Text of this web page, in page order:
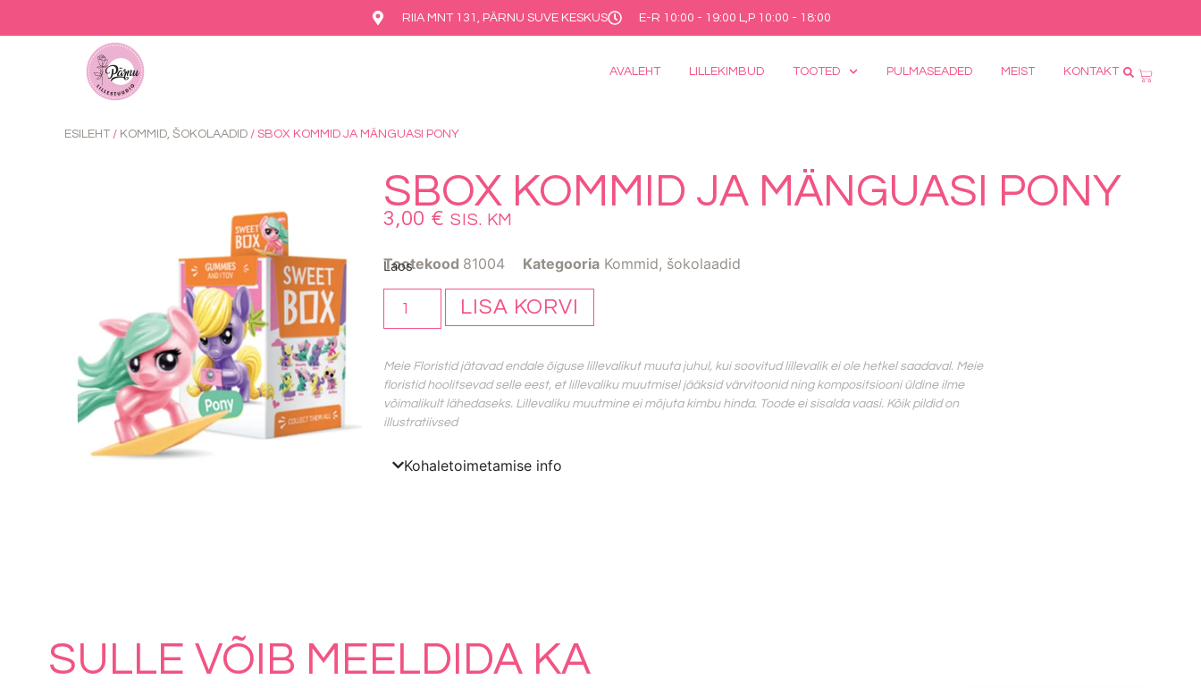
RIIA MNT 131, PÄRNU SUVE KESKUS E-R 10:00 - 19:00 L,P 10:00 - 18:00
AVALEHT LILLEKIMBUD TOOTED PULMASEADED MEIST KONTAKT
ESILEHT / KOMMID, ŠOKOLAADID / SBOX KOMMID JA MÄNGUASI PONY
SBOX KOMMID JA MÄNGUASI PONY
3,00 € SIS. KM
Tootekood 81004 Kategooria Kommid, šokolaadid
Laos
LISA KORVI
Meie Floristid jätavad endale õiguse lillevalikut muuta juhul, kui soovitud lillevalik ei ole hetkel saadaval. Meie
floristid hoolitsevad selle eest, et lillevaliku muutmisel jääksid värvitoonid ning kompositsiooni üldine ilme
võimalikult lähedaseks. Lillevaliku muutmine ei mõjuta kimbu hinda. Toode ei sisalda vaasi. Kõik pildid on
illustratiivsed
Kohaletoimetamise info
SULLE VÕIB MEELDIDA KA